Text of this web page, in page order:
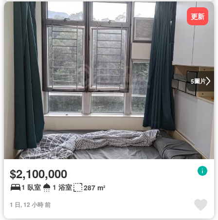
5圖片
更新
$2,100,000
1 臥室 1 浴室 287 m²
1 日, 12 小時 前